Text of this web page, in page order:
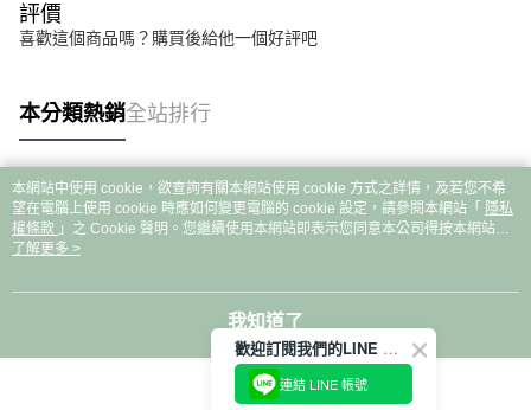
評價
喜歡這個商品嗎？購買後給他一個好評吧
本分類熱銷全站排行
熱門標籤
本網站中使用 cookie，欲查詢有關本網站使用 cookie 方式之詳情，及若您不希
望在電腦上使用 cookie 時應如何變更電腦的 cookie 設定，請參閱本網站「 隱私
權條款 」之 Cookie 聲明。您繼續使用本網站即表示您同意本公司得按本網站使
用條款之 Cookie 聲明使用 cookie。
了解更多 >
我知道了
歡迎訂閱我們的LINE 官方帳號
連結 LINE 帳號